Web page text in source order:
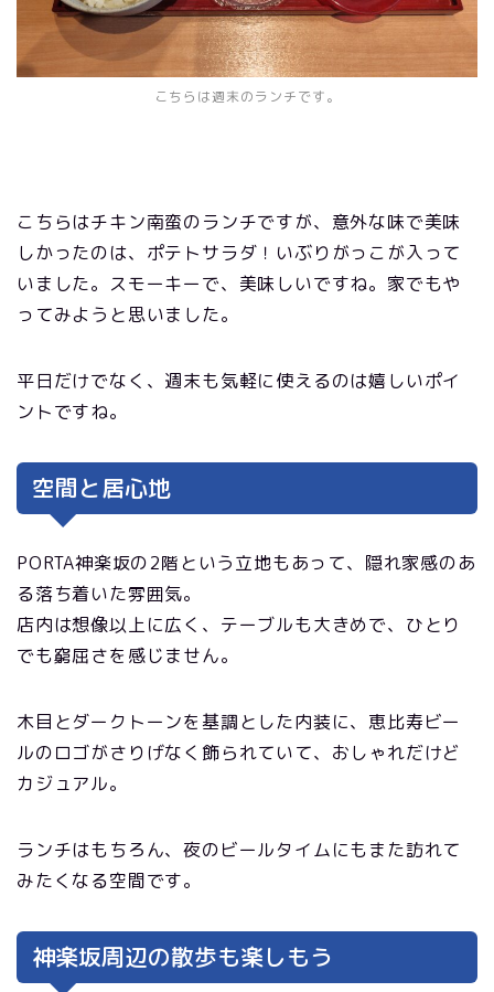
こちらは週末のランチです。
こちらはチキン南蛮のランチですが、意外な味で美味
しかったのは、ポテトサラダ！いぶりがっこが入って
いました。スモーキーで、美味しいですね。家でもや
ってみようと思いました。
平日だけでなく、週末も気軽に使えるのは嬉しいポイ
ントですね。
空間と居心地
PORTA神楽坂の2階という立地もあって、隠れ家感のあ
る落ち着いた雰囲気。
店内は想像以上に広く、テーブルも大きめで、ひとり
でも窮屈さを感じません。
木目とダークトーンを基調とした内装に、恵比寿ビー
ルのロゴがさりげなく飾られていて、おしゃれだけど
カジュアル。
ランチはもちろん、夜のビールタイムにもまた訪れて
みたくなる空間です。
神楽坂周辺の散歩も楽しもう